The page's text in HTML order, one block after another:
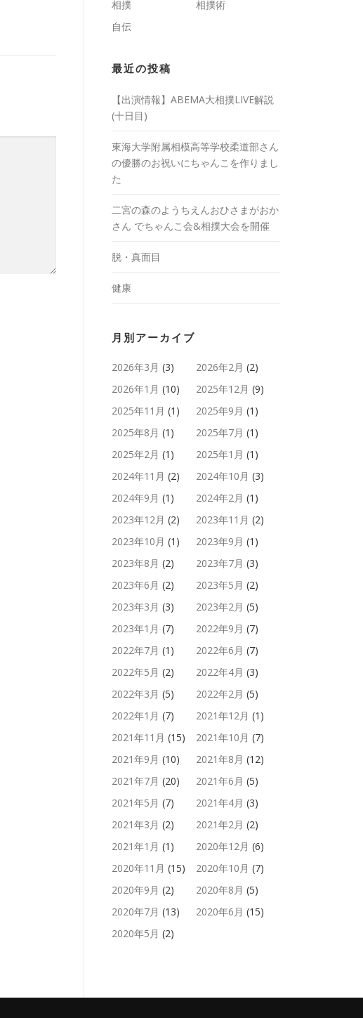
相撲
相撲術
自伝
最近の投稿
【出演情報】ABEMA大相撲LIVE解説
(十日目)
東海大学附属相模高等学校柔道部さん
の優勝のお祝いにちゃんこを作りまし
た
二宮の森のようちえんおひさまがおか
さん でちゃんこ会&相撲大会を開催
脱・真面目
健康
月別アーカイブ
2026年3月 (3) 2026年2月 (2)
2026年1月 (10) 2025年12月 (9)
2025年11月 (1) 2025年9月 (1)
2025年8月 (1) 2025年7月 (1)
2025年2月 (1) 2025年1月 (1)
2024年11月 (2) 2024年10月 (3)
2024年9月 (1) 2024年2月 (1)
2023年12月 (2) 2023年11月 (2)
2023年10月 (1) 2023年9月 (1)
2023年8月 (2) 2023年7月 (3)
2023年6月 (2) 2023年5月 (2)
2023年3月 (3) 2023年2月 (5)
2023年1月 (7) 2022年9月 (7)
2022年7月 (1) 2022年6月 (7)
2022年5月 (2) 2022年4月 (3)
2022年3月 (5) 2022年2月 (5)
2022年1月 (7) 2021年12月 (1)
2021年11月 (15) 2021年10月 (7)
2021年9月 (10) 2021年8月 (12)
2021年7月 (20) 2021年6月 (5)
2021年5月 (7) 2021年4月 (3)
2021年3月 (2) 2021年2月 (2)
2021年1月 (1) 2020年12月 (6)
2020年11月 (15) 2020年10月 (7)
2020年9月 (2) 2020年8月 (5)
2020年7月 (13) 2020年6月 (15)
2020年5月 (2)